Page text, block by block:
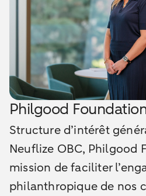
Philgood
Structure d’intérêt
Neuflize OBC, Philgood
mission de faciliter
philanthropique de nos